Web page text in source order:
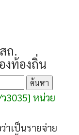
ถ.
งท้องถิ่น
3035] หน่วย
าเป็นรายจ่าย